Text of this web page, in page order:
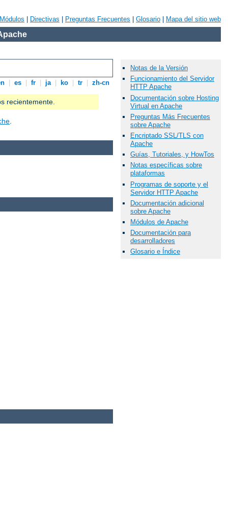
Módulos Directivas Preguntas Frecuentes Glosario Mapa del sitio web
es fr ja ko tr zh-cn
recientemente.
.
Notas de la Versión
Funcionamiento del Servidor
HTTP Apache
Documentación sobre Hosting
Virtual en Apache
Preguntas Más Frecuentes
sobre Apache
Encriptado SSL/TLS con
Apache
Guías, Tutoriales, y HowTos
Notas específicas sobre
plataformas
Programas de soporte y el
Servidor HTTP Apache
Documentación adicional
sobre Apache
Módulos de Apache
Documentación para
desarrolladores
Glosario e Índice